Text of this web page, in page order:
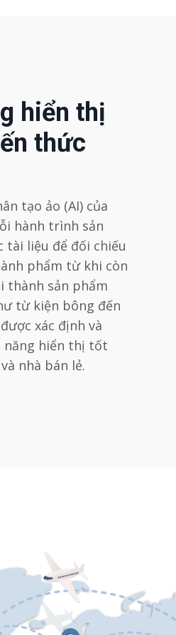
hiển thị
​​thức
tạo ảo (AI) của
hành trình sản
tài liệu để đối chiếu
phẩm từ khi còn
thành sản phẩm
từ kiện bông đến
xác định và
năng hiển thị tốt
nhà bán lẻ.